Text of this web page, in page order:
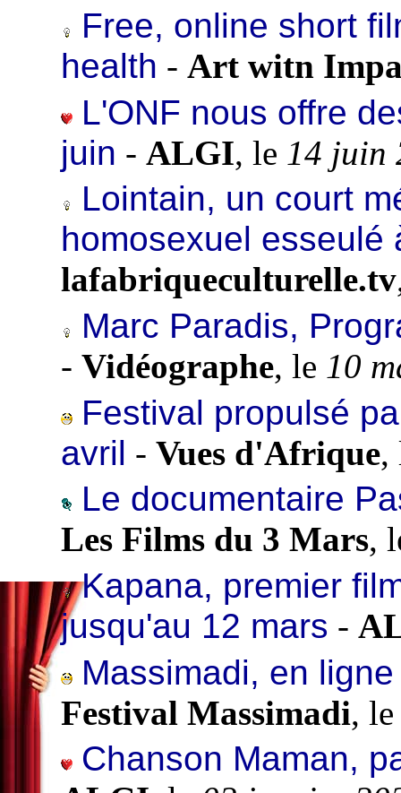
Free, online short
health - Art witn
L'ONF nous offre
juin - ALGI, le 14 juin
Lointain, un court
homosexuel esseulé
lafabriqueculturelle.tv
Marc Paradis,
- Vidéographe, le 10
Festival propulsé
avril - Vues d'Afrique,
Le documentaire
Les Films du 3 Mars,
Kapana, premier
jusqu'au 12 mars -
Massimadi, en
Festival Massimadi,
Chanson Maman,